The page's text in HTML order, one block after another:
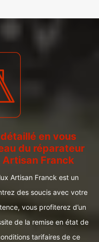
en vous
du réparateur
Franck
Artisan Franck est un
des soucis avec votre
vous profiterez d’un
de la remise en état de
tarifaires de ce